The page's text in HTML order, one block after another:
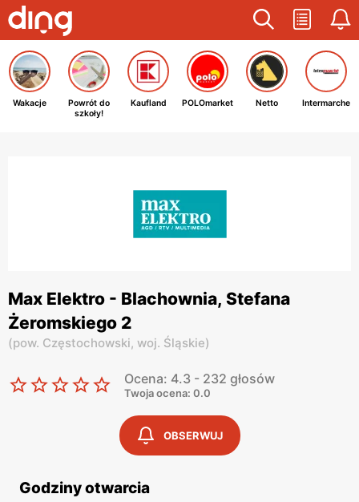
Wakacje
Powrót do
szkoły!
Kaufland POLOmarket Netto Intermarche
Max Elektro - Blachownia, Stefana
Żeromskiego 2
(pow. Częstochowski, woj. Śląskie)
Ocena: 4.3 - 232 głosów
Twoja ocena: 0.0
OBSERWUJ
Godziny otwarcia